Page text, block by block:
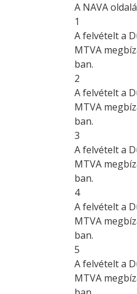
A NAVA
1
A felvételt a
MTVA
ban.
2
A felvételt a
MTVA
ban.
3
A felvételt a
MTVA
ban.
4
A felvételt a
MTVA
ban.
5
A felvételt a
MTVA